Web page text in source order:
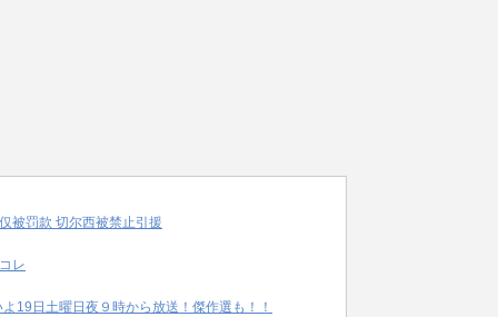
被罚款 切尔西被禁止引援
レ
日土曜日夜９時から放送！傑作選も！！